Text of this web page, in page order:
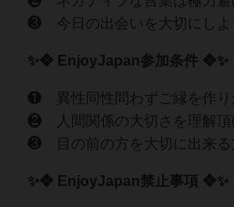
❸ 今日の出会いを大切にしよ
✨❖ EnjoyJapan参加条件 ❖✨
❶ 異性同性問わずご縁を作り
❷ 人間関係の大切さを理解頂
❸ 目の前の方を大切に出来る
✨❖ EnjoyJapan禁止事項 ❖✨